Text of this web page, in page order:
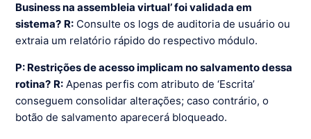
Business na assembleia virtual’ foi validada em
sistema? R: Consulte os logs de auditoria de usuário ou
extraia um relatório rápido do respectivo módulo.
P: Restrições de acesso implicam no salvamento dessa
rotina? R: Apenas perfis com atributo de ‘Escrita’
conseguem consolidar alterações; caso contrário, o
botão de salvamento aparecerá bloqueado.